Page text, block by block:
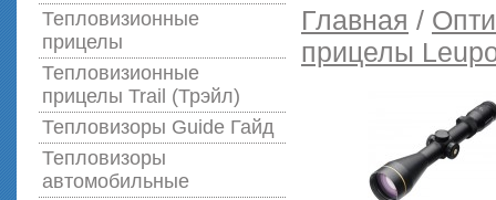
Тепловизионные
прицелы
Тепловизионные
прицелы Trail (Трэйл)
Тепловизоры Guide Гайд
Тепловизоры
автомобильные
Главная /
прицелы